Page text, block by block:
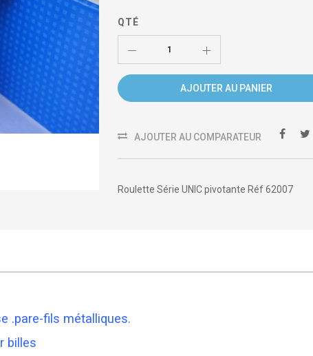
QTÉ
AJOUTER AU PANIER
AJOUTER AU COMPARATEUR
Roulette Série UNIC pivotante Réf 62007
.pare-fils métalliques.
billes